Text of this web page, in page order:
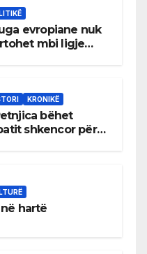
evropiane nuk
mbi ligje
KRONIKË
bëhet
shkencor për
hartë